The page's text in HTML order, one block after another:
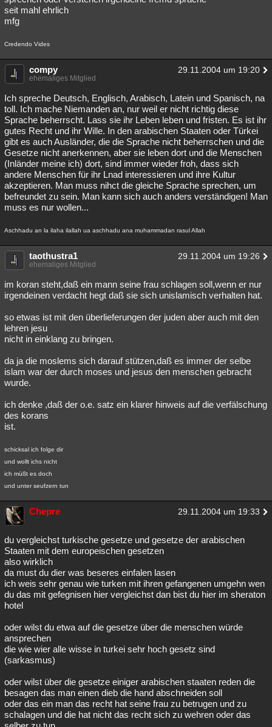
seit mahl ehrlich
mfg
Credendo Vides
compy 29.11.2004 um 19:20
ehemaliges Mitglied
Ich spreche Deutsch, Englisch, Arabisch, Latein und Spanisch, na
toll. Ich mache Niemanden an, nur weil er nicht richtig diese
Sprache beherrscht. Lass sie ihr Leben leben und fristen. Es ist ihr
gutes Recht und ihr Wille. In den arabischen Staaten oder Türkei
gibt es auch Ausländer, die die Sprache nicht beherrschen und die
Gesetze nicht anerkennen, aber sie leben dort und die Menschen
(Inländer meine ich) dort, sind immer wieder froh, dass sich
andere Menschen für ihr Lnad interessieren und ihre Kultur
akzeptieren. Man muss nihct die gleiche Sprache sprechen, um
befreundet zu sein. Man kann sich auch anders verständigen! Man
muss es nur wollen...
Aschhadu an la ilaha ilallah ua aschhadu ana muhammadan rasul Allah
taothustra1 29.11.2004 um 19:26
ehemaliges Mitglied
im koran steht,daß ein mann seine frau schlagen soll,wenn er nur
irgendeinen verdacht hegt daß sie sich unislamisch verhalten hat.
so etwas ist mit den überlieferungen der juden aber auch mit den
lehren jesu
nicht in einklang zu bringen.
da ja die moslems sich darauf stützen,daß es immer der selbe
islam war der durch moses und jesus den menschen gebracht
wurde.
ich denke ,daß der o.e. satz ein klarer hinweis auf die verfälschung
des korans
ist.
schicksal ich folge dir
und wollt ichs nicht
ich müßt es doch
und unter seufzern tun
Chepre 29.11.2004 um 19:33
du vergleichst turkische gesetze und gesetze der arabischen
Staaten mit dem europeischen gesetzen
also wirklich
da must du dier was beseres einfalen lasen
ich weis sehr genau wie turken mit ihren gefangenen umgehn wen
du das mit gefegnisen hier vergleichst dan bist du hier im sheraton
hotel
oder wilst du etwa auf die gesetze über die menschen würde
ansprechen
die wie wier alle wisse in turkei sehr hoch gesetz sind
(sarkasmus)
oder wilst über die gesetze einiger arabischen staaten reden die
besagen das man einen dieb die hand abschneiden soll
oder das ein man das recht hat seine frau zu betrugen und zu
schalagen und die hat nicht das recht sich zu wehren oder das